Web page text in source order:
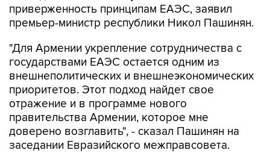
приверженность принципам ЕАЭС, заявил
премьер-министр республики Никол Пашинян.
"Для Армении укрепление сотрудничества с
государствами ЕАЭС остается одним из
внешнеполитических и внешнеэкономических
приоритетов. Этот подход найдет свое
отражение и в программе нового
правительства Армении, которое мне
доверено возглавить", - сказал Пашинян на
заседании Евразийского межправсовета.